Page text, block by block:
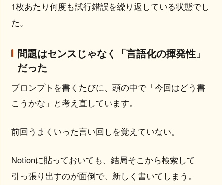
1枚あたり何度も試行錯誤を繰り返している状態でし
た。
問題はセンスじゃなく「言語化の揮発性」
だった
プロンプトを書くたびに、頭の中で「今回はどう書
こうかな」と考え直しています。
前回うまくいった言い回しを覚えていない。
Notionに貼っておいても、結局そこから検索して
引っ張り出すのが面倒で、新しく書いてしまう。